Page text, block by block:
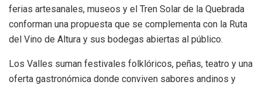
ferias artesanales, museos y el Tren Solar de la Quebrada
conforman una propuesta que se complementa con la Ruta
del Vino de Altura y sus bodegas abiertas al público.
Los Valles suman festivales folklóricos, peñas, teatro y una
oferta gastronómica donde conviven sabores andinos y